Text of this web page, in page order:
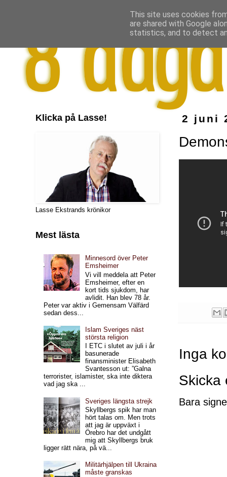
2 juni
Inga
Skicka
Bara
Klicka på Lasse!
Lasse Ekstrands krönikor
Mest lästa
Minnesord över Peter
Emsheimer
Vi vill meddela att Peter
Emsheimer, efter en
kort tids sjukdom, har
avlidit. Han blev 78 år.
Peter var aktiv i Gemensam Välfärd
sedan dess...
Islam Sveriges näst
största religion
I ETC i slutet av juli i år
basunerade
finansminister Elisabeth
Svantesson ut: ”Galna
terrorister, islamister, ska inte diktera
vad jag ska ...
Sveriges längsta strejk
Skyllbergs spik har man
hört talas om. Men trots
att jag är uppväxt i
Örebro har det undgått
mig att Skyllbergs bruk
ligger rätt nära, på vä...
Militärhjälpen till Ukraina
måste granskas
This site uses cookies
are shared with Google
statistics, and to detect